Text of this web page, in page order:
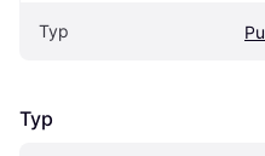
Typ
Typ